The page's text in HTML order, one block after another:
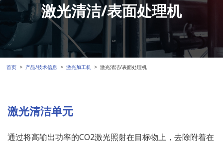
激光清洁/表面处理机
首页 产品/技术信息 激光加工机 激光清洁/表面处理机
激光清洁单元
通过将高输出功率的CO2激光照射在目标物上，去除附着在